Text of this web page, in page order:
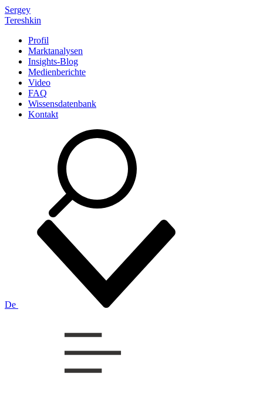
Sergey
Tereshkin
Profil
Marktanalysen
Insights-Blog
Medienberichte
Video
FAQ
Wissensdatenbank
Kontakt
De